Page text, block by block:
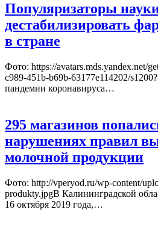
Популяризаторы
дестабилизировать
в стране
Фото: https://avatars.mds.yandex.net/
c989-451b-b69b-63177e114202/
пандемии коронавируса…
295 магазинов
нарушениях правил
молочной продукции
Фото: http://vperyod.ru/wp-content/
produkty.jpgВ Калининградской
16 октября 2019 года,…